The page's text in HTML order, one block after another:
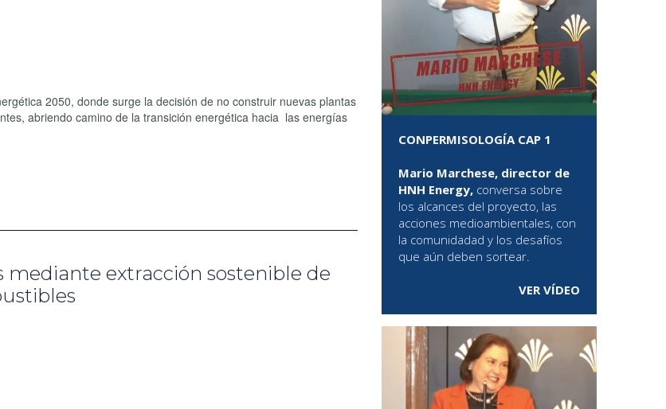
2050, donde surge la decisión de no construir nuevas plantas
abriendo camino de la transición energética hacia las energías
extracción sostenible de
CONPERMISOLOGÍA CAP 1
Mario Marchese, director de
HNH Energy, conversa sobre
los alcances del proyecto, las
acciones medioambientales, con
la comunidadad y los desafíos
que aún deben sortear.
VER VÍDEO